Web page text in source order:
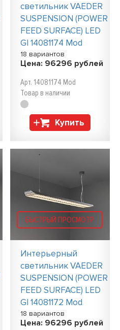
светильник VAEDER
SUSPENSION (POWER
FEED SURFACE) LED
GI 14081174 Mod
18 вариантов
Цена: 96296 рублей
Арт. 14081174 Mod
Товар в наличии
Купить
БЫСТРЫЙ ПРОСМОТР
Интерьерный
светильник VAEDER
SUSPENSION (POWER
FEED SURFACE) LED
GI 14081172 Mod
18 вариантов
Цена: 96296 рублей